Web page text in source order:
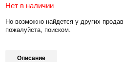
Нет в наличии
Но возможно найдется у других
пожалуйста, поиском.
Описание